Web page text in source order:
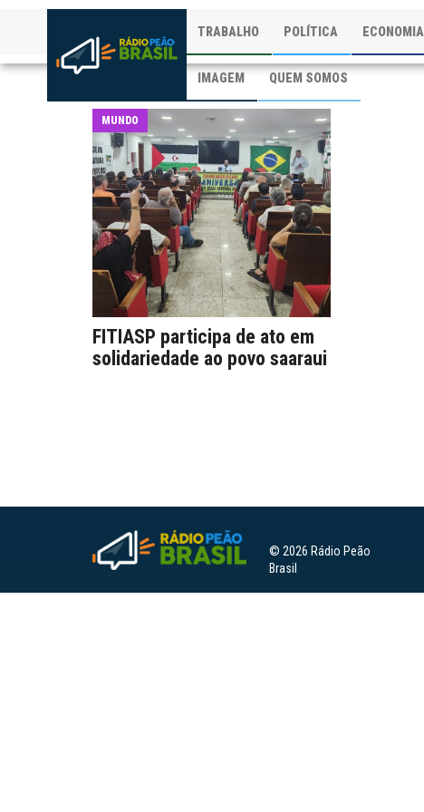
TRABALHO POLÍTICA ECONOMIA
IMAGEM QUEM SOMOS
MUNDO
FITIASP participa de ato em
solidariedade ao povo saaraui
© 2026 Rádio Peão
Brasil